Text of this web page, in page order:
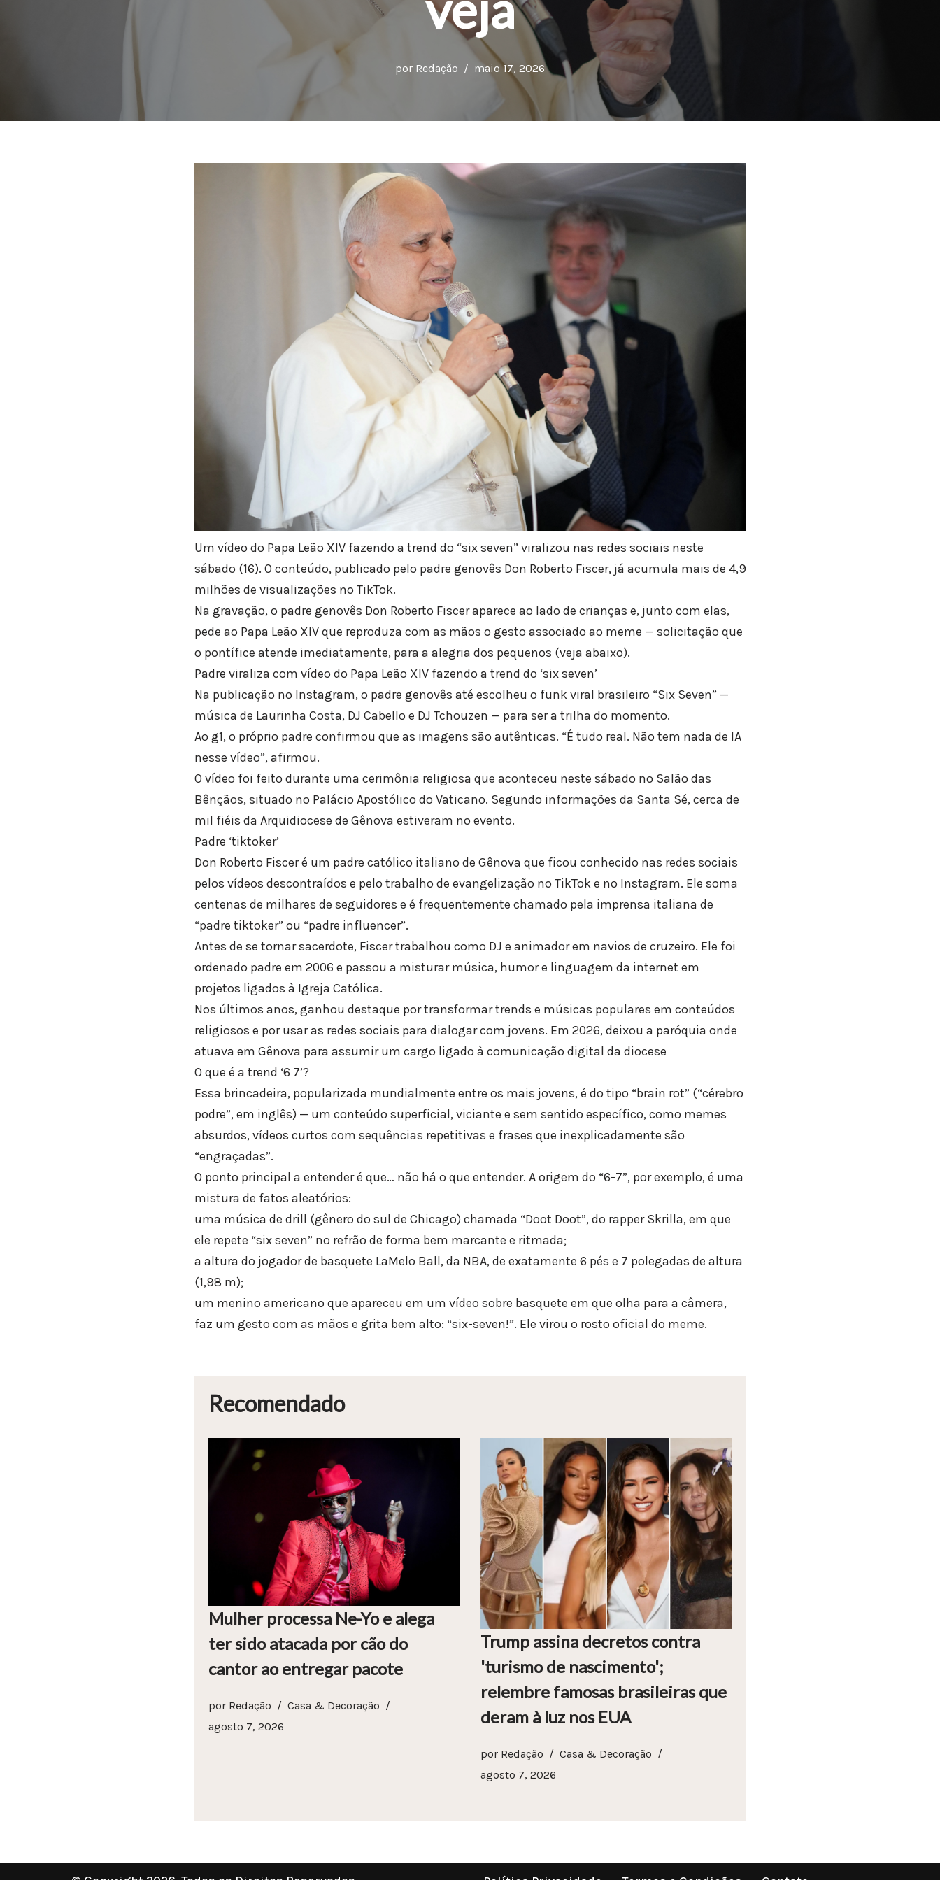
por Redação maio 17, 2026
Um vídeo do Papa Leão XIV fazendo a trend do “six seven” viralizou nas redes sociais neste
sábado (16). O conteúdo, publicado pelo padre genovês Don Roberto Fiscer, já acumula mais de 4,9
milhões de visualizações no TikTok.
Na gravação, o padre genovês Don Roberto Fiscer aparece ao lado de crianças e, junto com elas,
pede ao Papa Leão XIV que reproduza com as mãos o gesto associado ao meme — solicitação que
o pontífice atende imediatamente, para a alegria dos pequenos (veja abaixo).
Padre viraliza com vídeo do Papa Leão XIV fazendo a trend do ‘six seven’
Na publicação no Instagram, o padre genovês até escolheu o funk viral brasileiro “Six Seven” —
música de Laurinha Costa, DJ Cabello e DJ Tchouzen — para ser a trilha do momento.
Ao g1, o próprio padre confirmou que as imagens são autênticas. “É tudo real. Não tem nada de IA
nesse vídeo”, afirmou.
O vídeo foi feito durante uma cerimônia religiosa que aconteceu neste sábado no Salão das
Bênçãos, situado no Palácio Apostólico do Vaticano. Segundo informações da Santa Sé, cerca de
mil fiéis da Arquidiocese de Gênova estiveram no evento.
Padre ‘tiktoker’
Don Roberto Fiscer é um padre católico italiano de Gênova que ficou conhecido nas redes sociais
pelos vídeos descontraídos e pelo trabalho de evangelização no TikTok e no Instagram. Ele soma
centenas de milhares de seguidores e é frequentemente chamado pela imprensa italiana de
“padre tiktoker” ou “padre influencer”.
Antes de se tornar sacerdote, Fiscer trabalhou como DJ e animador em navios de cruzeiro. Ele foi
ordenado padre em 2006 e passou a misturar música, humor e linguagem da internet em
projetos ligados à Igreja Católica.
Nos últimos anos, ganhou destaque por transformar trends e músicas populares em conteúdos
religiosos e por usar as redes sociais para dialogar com jovens. Em 2026, deixou a paróquia onde
atuava em Gênova para assumir um cargo ligado à comunicação digital da diocese
O que é a trend ‘6 7’?
Essa brincadeira, popularizada mundialmente entre os mais jovens, é do tipo “brain rot” (“cérebro
podre”, em inglês) — um conteúdo superficial, viciante e sem sentido específico, como memes
absurdos, vídeos curtos com sequências repetitivas e frases que inexplicadamente são
“engraçadas”.
O ponto principal a entender é que… não há o que entender. A origem do “6-7”, por exemplo, é uma
mistura de fatos aleatórios:
uma música de drill (gênero do sul de Chicago) chamada “Doot Doot”, do rapper Skrilla, em que
ele repete “six seven” no refrão de forma bem marcante e ritmada;
a altura do jogador de basquete LaMelo Ball, da NBA, de exatamente 6 pés e 7 polegadas de altura
(1,98 m);
um menino americano que apareceu em um vídeo sobre basquete em que olha para a câmera,
faz um gesto com as mãos e grita bem alto: “six-seven!”. Ele virou o rosto oficial do meme.
Recomendado
Mulher processa Ne-Yo e alega
ter sido atacada por cão do
cantor ao entregar pacote
por Redação
Casa & Decoração
agosto 7, 2026
Trump assina decretos contra
'turismo de nascimento';
relembre famosas brasileiras que
deram à luz nos EUA
por Redação
Casa & Decoração
agosto 7, 2026